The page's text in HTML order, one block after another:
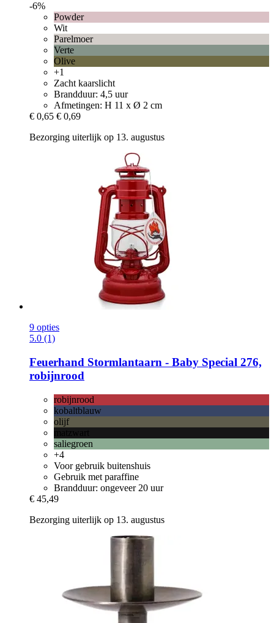
-6%
Powder
Wit
Parelmoer
Verte
Olive
+1
Zacht kaarslicht
Brandduur: 4,5 uur
Afmetingen: H 11 x Ø 2 cm
€ 0,65 € 0,69
Bezorging uiterlijk op 13. augustus
9 opties
5.0 (1)
Feuerhand Stormlantaarn -​ Baby Special 276,
robijnrood
robijnrood
kobaltblauw
olijf
saliegroen
+4
Voor gebruik buitenshuis
Gebruik met paraffine
Brandduur: ongeveer 20 uur
€ 45,49
Bezorging uiterlijk op 13. augustus